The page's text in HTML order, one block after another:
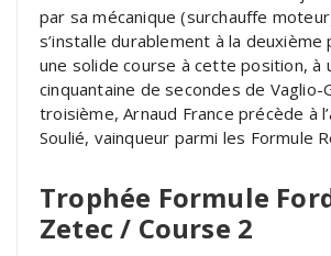
par sa mécanique (surchauffe
s’installe durablement à la deuxième
une solide course à cette position, à
cinquantaine de secondes de Vaglio-
troisième, Arnaud France précède à
Soulié, vainqueur parmi les Formule
Trophée Formule
Zetec / Course 2